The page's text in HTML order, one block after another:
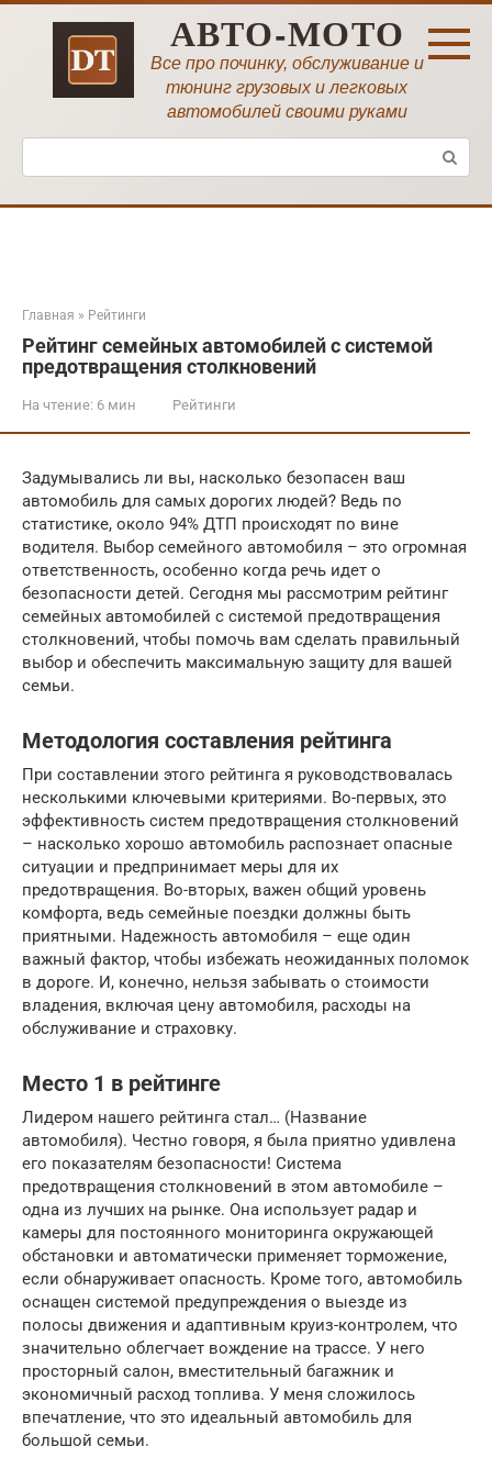
Перейти
АВТО-МОТО
Все про починку, обслуживание и
тюнинг грузовых и легковых
автомобилей своими руками
Поиск:
Главная » Рейтинги
Рейтинг семейных автомобилей с системой
предотвращения столкновений
На чтение: 6 мин Рейтинги
Задумывались ли вы, насколько безопасен ваш
автомобиль для самых дорогих людей? Ведь по
статистике, около 94% ДТП происходят по вине
водителя. Выбор семейного автомобиля – это огромная
ответственность, особенно когда речь идет о
безопасности детей. Сегодня мы рассмотрим рейтинг
семейных автомобилей с системой предотвращения
столкновений, чтобы помочь вам сделать правильный
выбор и обеспечить максимальную защиту для вашей
семьи.
Методология составления рейтинга
При составлении этого рейтинга я руководствовалась
несколькими ключевыми критериями. Во-первых, это
эффективность систем предотвращения столкновений
– насколько хорошо автомобиль распознает опасные
ситуации и предпринимает меры для их
предотвращения. Во-вторых, важен общий уровень
комфорта, ведь семейные поездки должны быть
приятными. Надежность автомобиля – еще один
важный фактор, чтобы избежать неожиданных поломок
в дороге. И, конечно, нельзя забывать о стоимости
владения, включая цену автомобиля, расходы на
обслуживание и страховку.
Место 1 в рейтинге
Лидером нашего рейтинга стал… (Название
автомобиля). Честно говоря, я была приятно удивлена
его показателям безопасности! Система
предотвращения столкновений в этом автомобиле –
одна из лучших на рынке. Она использует радар и
камеры для постоянного мониторинга окружающей
обстановки и автоматически применяет торможение,
если обнаруживает опасность. Кроме того, автомобиль
оснащен системой предупреждения о выезде из
полосы движения и адаптивным круиз-контролем, что
значительно облегчает вождение на трассе. У него
просторный салон, вместительный багажник и
экономичный расход топлива. У меня сложилось
впечатление, что это идеальный автомобиль для
большой семьи.